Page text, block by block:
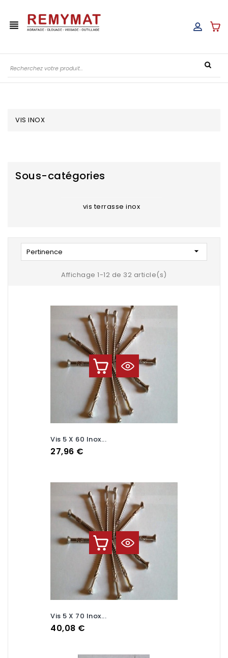
view_headline
VIS INOX
Sous-catégories
vis terrasse inox
Pertinence 
Affichage 1-12 de 32 article(s)
Vis 5 X 60 Inox...
Prix
27,96 €
Vis 5 X 70 Inox...
Prix
40,08 €